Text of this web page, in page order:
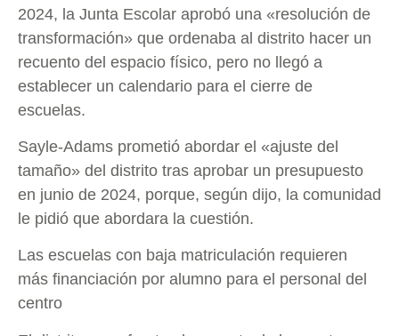
2024, la Junta Escolar aprobó una «resolución de
transformación» que ordenaba al distrito hacer un
recuento del espacio físico, pero no llegó a
establecer un calendario para el cierre de
escuelas.
Sayle-Adams prometió abordar el «ajuste del
tamaño» del distrito tras aprobar un presupuesto
en junio de 2024, porque, según dijo, la comunidad
le pidió que abordara la cuestión.
Las escuelas con baja matriculación requieren
más financiación por alumno para el personal del
centro